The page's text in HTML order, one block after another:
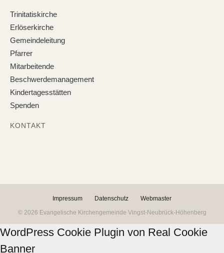
Trinitatiskirche
Erlöserkirche
Gemeindeleitung
Pfarrer
Mitarbeitende
Beschwerdemanagement
Kindertagesstätten
Spenden
KONTAKT
© 2026 Evangelische Kirchengemeinde Vingst-Neubrück-Höhenberg
Impressum Datenschutz Webmaster
WordPress Cookie Plugin von Real Cookie
Banner